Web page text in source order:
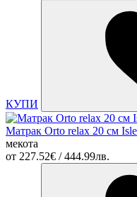
КУПИ
Матрак Orto relax 20 см
мекота
от 227.52€ / 444.99лв.